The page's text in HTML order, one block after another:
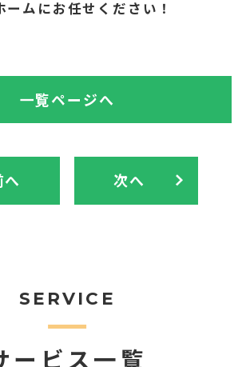
ムにお任せください！
へ
一覧ページへ
次へ
SERVICE
ービス一覧